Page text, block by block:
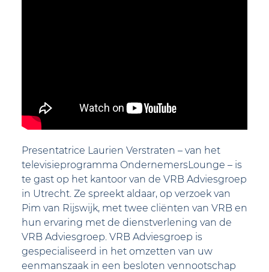
Presentatrice Laurien Verstraten – van het
televisieprogramma OndernemersLounge – is
te gast op het kantoor van de VRB Adviesgroep
in Utrecht. Ze spreekt aldaar, op verzoek van
Pim van Rijswijk, met twee cliënten van VRB en
hun ervaring met de dienstverlening van de
VRB Adviesgroep. VRB Adviesgroep is
gespecialiseerd in het omzetten van uw
eenmanszaak in een besloten vennootschap